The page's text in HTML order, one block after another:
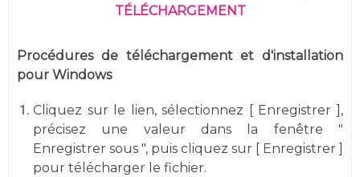
TÉLÉCHARGEMENT
Procédures de téléchargement et d'installation
pour Windows
Cliquez sur le lien, sélectionnez [ Enregistrer ],
précisez une valeur dans la fenêtre "
Enregistrer sous ", puis cliquez sur [ Enregistrer ]
pour télécharger le fichier.